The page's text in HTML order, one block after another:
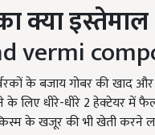
क्या इस्तेमाल
vermi
के बजाय गोबर की खाद और
लिए धीरे-धीरे 2हेक्टेयर में
के खजूर की भी खेती करने